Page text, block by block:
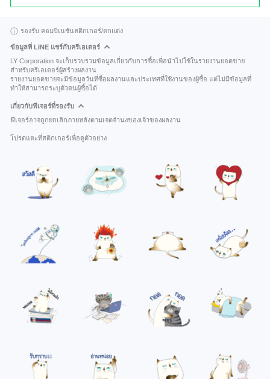
รองรับ คอมบิเนชันสติกเกอร์/ตกแต่ง
ข้อมูลที่ LINE แชร์กับครีเอเตอร์
LY Corporation จะเก็บรวบรวมข้อมูลเกี่ยวกับการซื้อเพื่อนำไปใช้ในรายงานยอดขาย
สำหรับครีเอเตอร์ผู้สร้างผลงาน
รายงานยอดขายจะมีข้อมูลวันที่ซื้อผลงานและประเทศที่ใช้งานของผู้ซื้อ แต่ไม่มีข้อมูลที่
ทำให้สามารถระบุตัวตนผู้ซื้อได้
เกี่ยวกับฟีเจอร์ที่รองรับ
ฟีเจอร์อาจถูกยกเลิกภายหลังตามเจตจำนงของเจ้าของผลงาน
โปรดแตะที่สติกเกอร์เพื่อดูตัวอย่าง